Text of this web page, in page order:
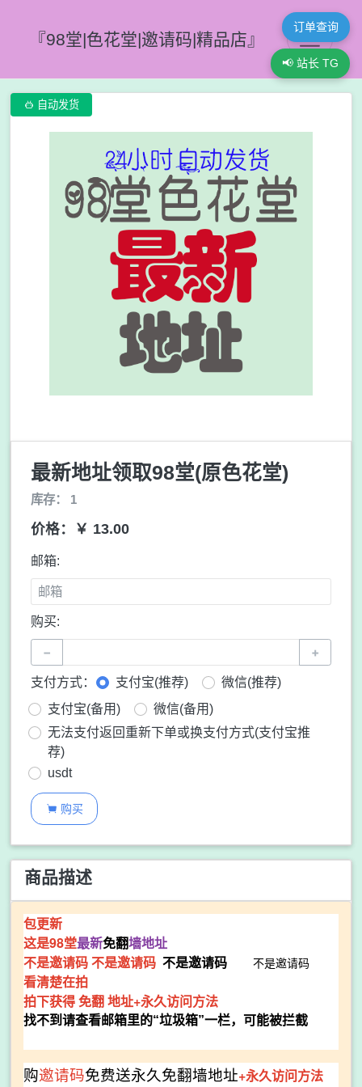
『98堂|色花堂|邀请码|精品店』
订单查询
📢 站长 TG
 自动发货
最新地址领取98堂(原色花堂)
库存： 1
价格：￥ 13.00
邮箱:
购买:
− +
支付方式： 支付宝(推荐)
微信(推荐)
支付宝(备用)
微信(备用)
无法支付返回重新下单或换支付方式(支付宝推
荐)
usdt
 购买
商品描述
包更新
这是98堂最新免翻墙地址
不是邀请码不是邀请码 不是邀请码 不是邀请码
看清楚在拍
拍下获得 免翻 地址+永久访问方法
找不到请查看邮箱里的“垃圾箱”一栏，可能被拦截
购邀请码免费送永久免翻墙地址+永久访问方法